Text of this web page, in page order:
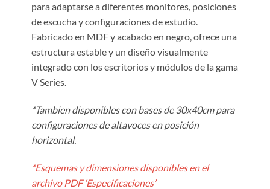
para adaptarse a diferentes monitores, posiciones
de escucha y configuraciones de estudio.
Fabricado en MDF y acabado en negro, ofrece una
estructura estable y un diseño visualmente
integrado con los escritorios y módulos de la gama
V Series.
*Tambien disponibles con bases de 30x40cm para
configuraciones de altavoces en posición
horizontal.
*Esquemas y dimensiones disponibles en el
archivo PDF ‘Especificaciones’